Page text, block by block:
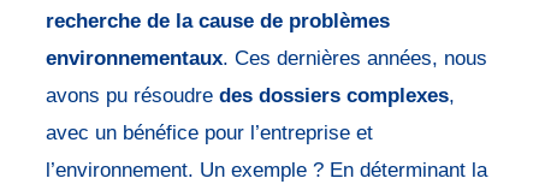
recherche de la cause de problèmes
environnementaux. Ces dernières années, nous
avons pu résoudre des dossiers complexes,
avec un bénéfice pour l’entreprise et
l’environnement. Un exemple ? En déterminant la